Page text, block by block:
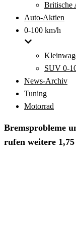
Britische
Auto-Aktien
0-100 km/h
SUV 0-
News-Archiv
Tuning
Motorrad
Bremsprobleme
rufen weitere